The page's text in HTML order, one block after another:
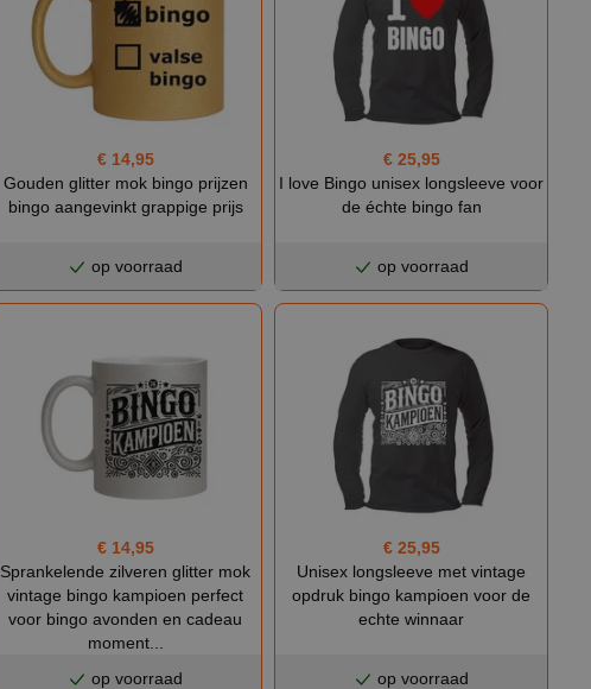
€ 14,95
Gouden glitter mok bingo prijzen
bingo aangevinkt grappige prijs
op voorraad
€ 25,95
I love Bingo unisex longsleeve voor
de échte bingo fan
op voorraad
€ 14,95
Sprankelende zilveren glitter mok
vintage bingo kampioen perfect
voor bingo avonden en cadeau
moment...
op voorraad
€ 25,95
Unisex longsleeve met vintage
opdruk bingo kampioen voor de
echte winnaar
op voorraad